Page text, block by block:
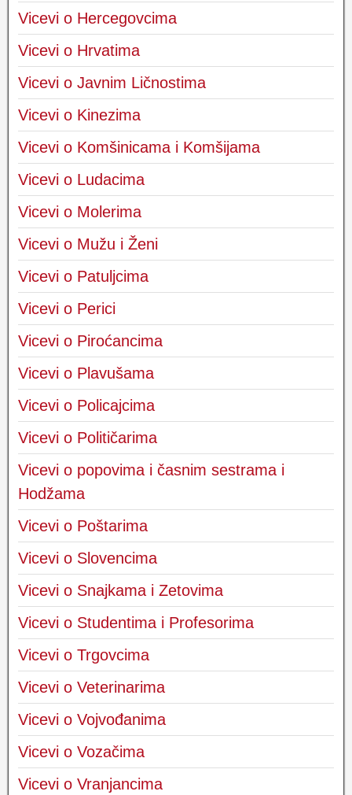
Vicevi o Hercegovcima
Vicevi o Hrvatima
Vicevi o Javnim Ličnostima
Vicevi o Kinezima
Vicevi o Komšinicama i Komšijama
Vicevi o Ludacima
Vicevi o Molerima
Vicevi o Mužu i Ženi
Vicevi o Patuljcima
Vicevi o Perici
Vicevi o Piroćancima
Vicevi o Plavušama
Vicevi o Policajcima
Vicevi o Političarima
Vicevi o popovima i časnim sestrama i
Hodžama
Vicevi o Poštarima
Vicevi o Slovencima
Vicevi o Snajkama i Zetovima
Vicevi o Studentima i Profesorima
Vicevi o Trgovcima
Vicevi o Veterinarima
Vicevi o Vojvođanima
Vicevi o Vozačima
Vicevi o Vranjancima